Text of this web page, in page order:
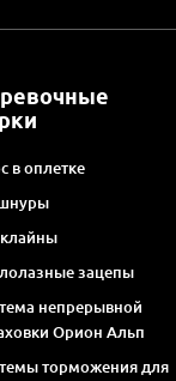
в оплетке
зацепы
непрерывной
Орион Альп
торможения для